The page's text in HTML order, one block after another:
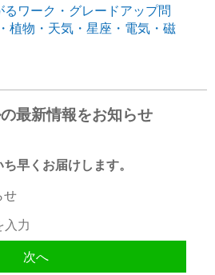
ワーク・グレードアップ問
植物・天気・星座・電気・磁
最新情報をお知らせ
早くお届けします。
せ